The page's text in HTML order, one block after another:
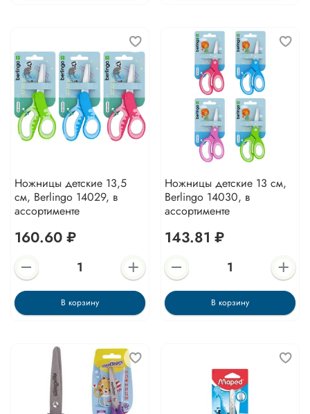
Ножницы детские 13,5
см, Berlingo 14029, в
ассортименте
160.60 ₽
В корзину
Ножницы детские 13 см,
Berlingo 14030, в
ассортименте
143.81 ₽
В корзину